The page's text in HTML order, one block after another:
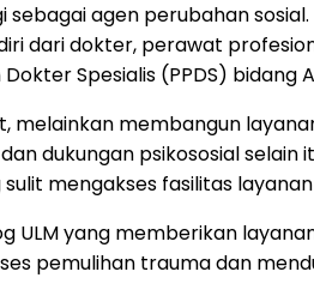
agen perubahan
dari dokter, perawat
Spesialis (PPDS) bidang
membangun
dukungan psikososial
mengakses fasilitas
ULM yang memberikan
pemulihan trauma dan